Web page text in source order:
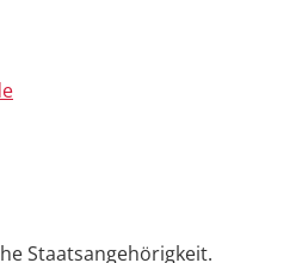
Staatsangehörigkeit.